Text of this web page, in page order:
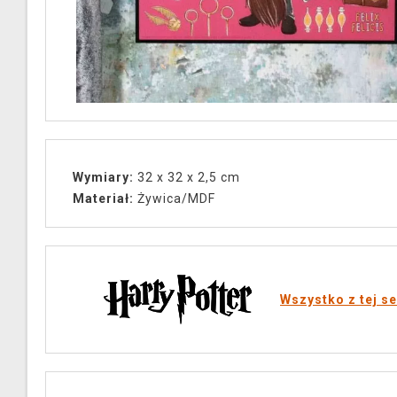
Wymiary: 32 x 32 x 2,5 cm
Materiał: Żywica/MDF
Wszystko z tej